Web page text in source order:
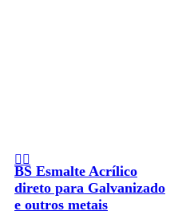
BS Esmalte Acrílico
direto para Galvanizado
e outros metais